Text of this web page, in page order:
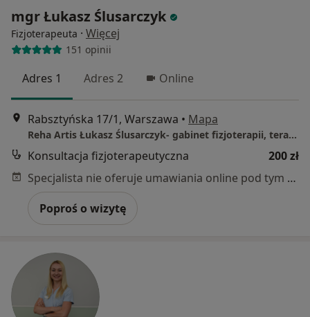
mgr Łukasz Ślusarczyk
Fizjoterapeuta · Więcej
151 opinii
Adres 1 Adres 2 Online
Rabsztyńska 17/1, Warszawa • Mapa
Reha Artis Łukasz Ślusarczyk- gabinet fizjoterapii, terapii manualnej i osteopatii
Konsultacja fizjoterapeutyczna
200 zł
Specjalista nie oferuje umawiania online pod tym adresem.
Poproś o wizytę